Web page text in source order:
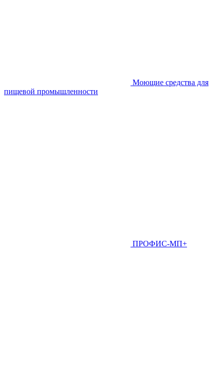
Моющие средства для
пищевой промышленности
ПРОФИС-МП+